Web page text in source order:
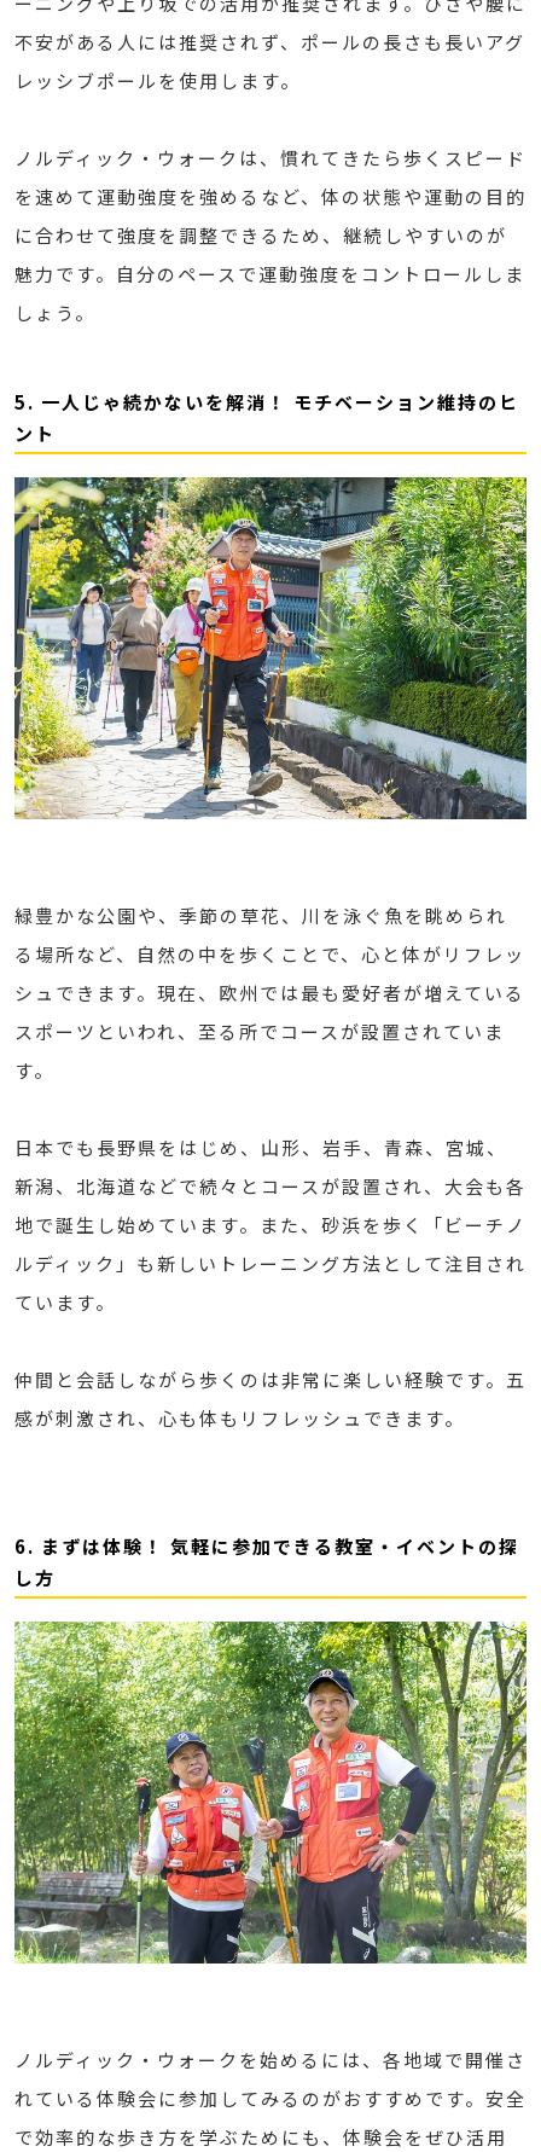
不安がある人には推奨されず、ポールの長さも長いアグ
レッシブポールを使用します。
ノルディック・ウォークは、慣れてきたら歩くスピード
を速めて運動強度を強めるなど、体の状態や運動の目的
に合わせて強度を調整できるため、継続しやすいのが
魅力です。自分のペースで運動強度をコントロールしま
しょう。
5. 一人じゃ続かないを解消！ モチベーション維持のヒ
ント
緑豊かな公園や、季節の草花、川を泳ぐ魚を眺められ
る場所など、自然の中を歩くことで、心と体がリフレッ
シュできます。現在、欧州では最も愛好者が増えている
スポーツといわれ、至る所でコースが設置されていま
す。
日本でも長野県をはじめ、山形、岩手、青森、宮城、
新潟、北海道などで続々とコースが設置され、大会も各
地で誕生し始めています。また、砂浜を歩く「ビーチノ
ルディック」も新しいトレーニング方法として注目され
ています。
仲間と会話しながら歩くのは非常に楽しい経験です。五
感が刺激され、心も体もリフレッシュできます。
6. まずは体験！ 気軽に参加できる教室・イベントの探
し方
ノルディック・ウォークを始めるには、各地域で開催さ
れている体験会に参加してみるのがおすすめです。安全
で効率的な歩き方を学ぶためにも、体験会をぜひ活用